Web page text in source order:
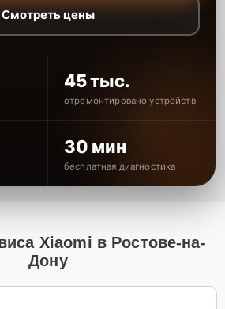
Смотреть цены
45 тыс.
отремонтировано устройств
30 мин
бесплатная диагностика
Xiaomi в Ростове-на-
Дону